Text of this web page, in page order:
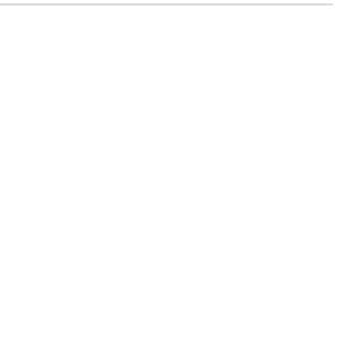
務，若需回收家俱可聯絡當地請清潔隊